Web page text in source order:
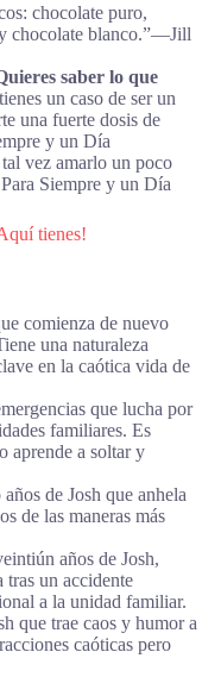
chocolate puro,
chocolate blanco.”―Jill
saber lo que
un caso de ser un
una fuerte dosis de
y un Día
vez amarlo un poco
Siempre y un Día
tienes!
comienza de nuevo
una naturaleza
en la caótica vida de
que lucha por
familiares. Es
aprende a soltar y
de Josh que anhela
de las maneras más
años de Josh,
tras un accidente
a la unidad familiar.
que trae caos y humor a
caóticas pero